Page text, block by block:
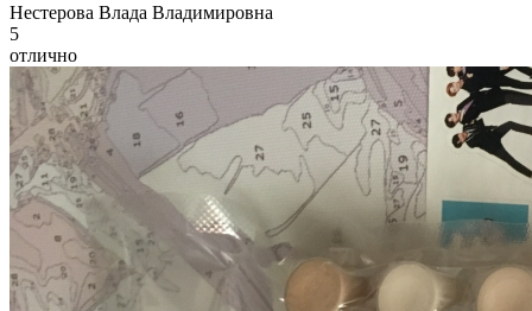
Нестерова Влада Владимировна
5
отлично